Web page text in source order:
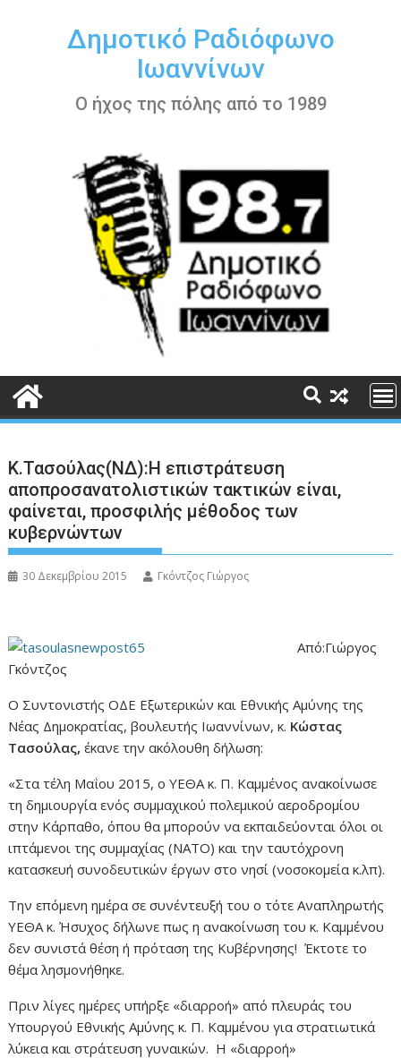
περιεχόμενοΔημοτικό Ραδιόφωνο
Ιωαννίνων
Ο ήχος της πόλης από το 1989
Κ.Τασούλας(ΝΔ):Η επιστράτευση
αποπροσανατολιστικών τακτικών είναι,
φαίνεται, προσφιλής μέθοδος των
κυβερνώντων
30 Δεκεμβρίου 2015 Γκόντζος Γιώργος
Από:Γιώργος
Γκόντζος
O Συντονιστής ΟΔΕ Εξωτερικών και Εθνικής Αμύνης της
Νέας Δημοκρατίας, βουλευτής Ιωαννίνων, κ. Κώστας
Τασούλας, έκανε την ακόλουθη δήλωση:
«Στα τέλη Μαΐου 2015, ο ΥΕΘΑ κ. Π. Καμμένος ανακοίνωσε
τη δημιουργία ενός συμμαχικού πολεμικού αεροδρομίου
στην Κάρπαθο, όπου θα μπορούν να εκπαιδεύονται όλοι οι
ιπτάμενοι της συμμαχίας (ΝΑΤΟ) και την ταυτόχρονη
κατασκευή συνοδευτικών έργων στο νησί (νοσοκομεία κ.λπ).
Την επόμενη ημέρα σε συνέντευξή του ο τότε Αναπληρωτής
ΥΕΘΑ κ. Ήσυχος δήλωνε πως η ανακοίνωση του κ. Καμμένου
δεν συνιστά θέση ή πρόταση της Κυβέρνησης! Έκτοτε το
θέμα λησμονήθηκε.
Πριν λίγες ημέρες υπήρξε «διαρροή» από πλευράς του
Υπουργού Εθνικής Αμύνης κ. Π. Καμμένου για στρατιωτικά
λύκεια και στράτευση γυναικών. Η «διαρροή»